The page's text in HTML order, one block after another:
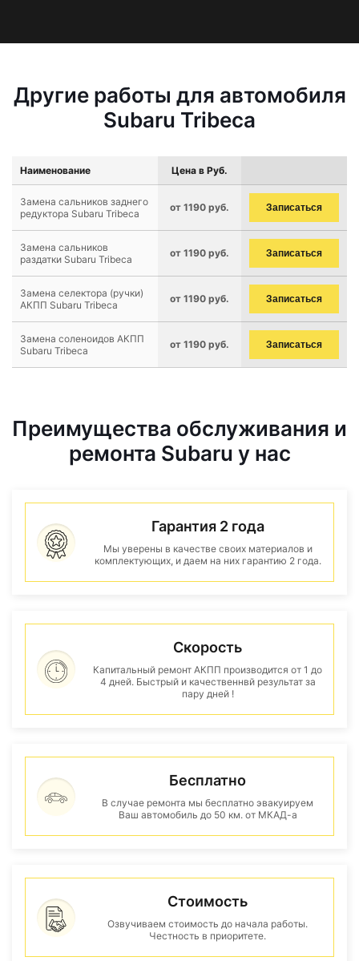
Другие работы для автомобиля
Subaru Tribeca
Наименование Цена в Руб.
Замена сальников заднего
редуктора Subaru Tribeca
от 1190 руб. Записаться
Замена сальников
раздатки Subaru Tribeca
от 1190 руб. Записаться
Замена селектора (ручки)
АКПП Subaru Tribeca
от 1190 руб. Записаться
Замена соленоидов АКПП
Subaru Tribeca
от 1190 руб. Записаться
Преимущества обслуживания и
ремонта Subaru у нас
Гарантия 2 года
Мы уверены в качестве своих материалов и
комплектующих, и даем на них гарантию 2 года.
Скорость
Капитальный ремонт АКПП производится от 1 до
4 дней. Быстрый и качественнвй результат за
пару дней !
Бесплатно
В случае ремонта мы бесплатно эвакуируем
Ваш автомобиль до 50 км. от МКАД-а
Стоимость
Озвучиваем стоимость до начала работы.
Честность в приоритете.